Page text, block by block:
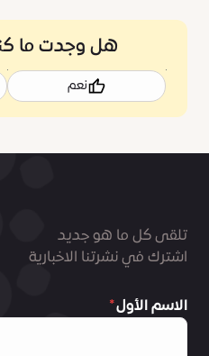
هل وجدت ما
نعم
تلقى كل ما هو جديد
اشترك في نشرتنا الاخبارية
الاسم الأول